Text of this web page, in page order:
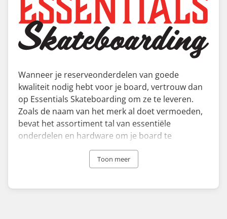
Wanneer je reserveonderdelen van goede
kwaliteit nodig hebt voor je board, vertrouw dan
op Essentials Skateboarding om ze te leveren.
Zoals de naam van het merk al doet vermoeden,
bevat het assortiment tal van essentiële
onderdelen en hardware om je board te
upgraden of versleten elementen te vervangen.
Essentials biedt producten tegen redelijke
Toon meer